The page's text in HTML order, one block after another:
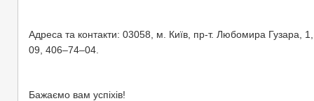
Адреса та контакти: 03058, м. Київ, пр-т. Любомира
09, 406–74–04.
Бажаємо вам успіхів!